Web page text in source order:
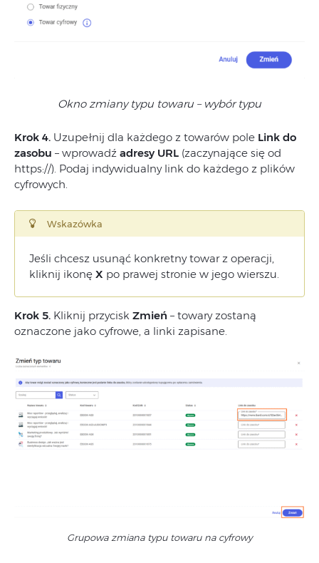
Okno zmiany typu towaru – wybór typu
Krok 4. Uzupełnij dla każdego z towarów pole Link do
zasobu – wprowadź adresy URL (zaczynające się od
https://). Podaj indywidualny link do każdego z plików
cyfrowych.
Wskazówka
Jeśli chcesz usunąć konkretny towar z operacji,
kliknij ikonę X po prawej stronie w jego wierszu.
Krok 5. Kliknij przycisk Zmień – towary zostaną
oznaczone jako cyfrowe, a linki zapisane.
Grupowa zmiana typu towaru na cyfrowy